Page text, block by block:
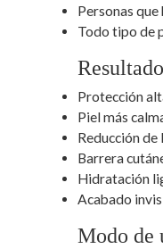
Personas
Todo tipo de
Protección
Piel más
Reducción de
Barrera
Hidratación
Acabado
Modo de